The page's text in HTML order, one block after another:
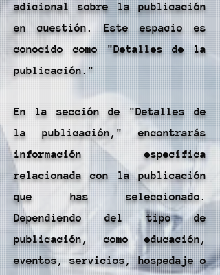
adicional sobre la publicación
en cuestión. Este espacio es
conocido como "Detalles de la
publicación."
En la sección de "Detalles de
la publicación," encontrarás
información específica
relacionada con la publicación
que has seleccionado.
Dependiendo del tipo de
publicación, como educación,
eventos, servicios, hospedaje o